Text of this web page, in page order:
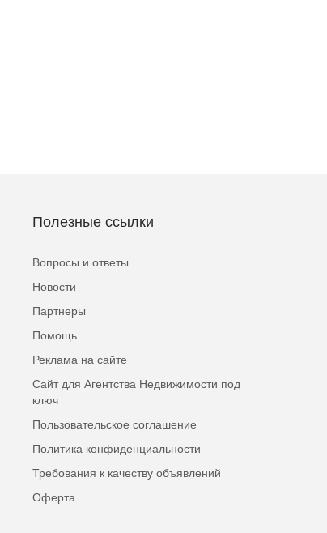
Полезные ссылки
Вопросы и ответы
Новости
Партнеры
Помощь
Реклама на сайте
Сайт для Агентства Недвижимости под
ключ
Пользовательское соглашение
Политика конфиденциальности
Требования к качеству объявлений
Оферта